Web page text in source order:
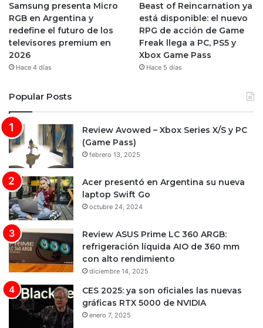
Samsung presenta Micro
RGB en Argentina y
redefine el futuro de los
televisores premium en
2026
Hace 4 días
Beast of Reincarnation ya
está disponible: el nuevo
RPG de acción de Game
Freak llega a PC, PS5 y
Xbox Game Pass
Hace 5 días
Popular Posts
Review Avowed – Xbox Series X/S y PC
(Game Pass)
febrero 13, 2025
Acer presentó en Argentina su nueva
laptop Swift Go
octubre 24, 2024
Review ASUS Prime LC 360 ARGB:
refrigeración líquida AIO de 360 mm
con alto rendimiento
diciembre 14, 2025
CES 2025: ya son oficiales las nuevas
gráficas RTX 5000 de NVIDIA
enero 7, 2025